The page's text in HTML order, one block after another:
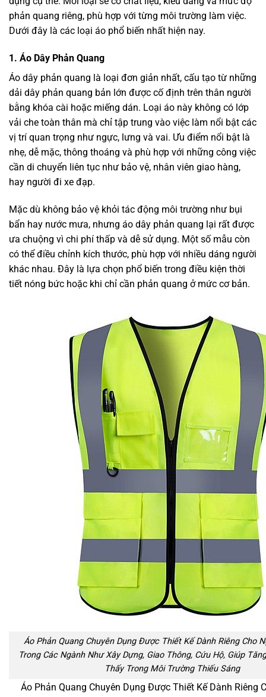
phản quang riêng, phù hợp với từng môi trường làm việc.
Dưới đây là các loại áo phổ biến nhất hiện nay.
1. Áo Dây Phản Quang
Áo dây phản quang là loại đơn giản nhất, cấu tạo từ những
dải dây phản quang bản lớn được cố định trên thân người
bằng khóa cài hoặc miếng dán. Loại áo này không có lớp
vải che toàn thân mà chỉ tập trung vào việc làm nổi bật các
vị trí quan trọng như ngực, lưng và vai. Ưu điểm nổi bật là
nhẹ, dễ mặc, thông thoáng và phù hợp với những công việc
cần di chuyển liên tục như bảo vệ, nhân viên giao hàng,
hay người đi xe đạp.
Mặc dù không bảo vệ khỏi tác động môi trường như bụi
bẩn hay nước mưa, nhưng áo dây phản quang lại rất được
ưa chuộng vì chi phí thấp và dễ sử dụng. Một số mẫu còn
có thể điều chỉnh kích thước, phù hợp với nhiều dáng người
khác nhau. Đây là lựa chọn phổ biến trong điều kiện thời
tiết nóng bức hoặc khi chỉ cần phản quang ở mức cơ bản.
Áo Phản Quang Chuyên Dụng Được Thiết Kế Dành Riêng Cho
Trong Các Ngành Như Xây Dựng, Giao Thông, Cứu Hộ, Giúp
Thấy Trong Môi Trường Thiếu Sáng
Áo Phản Quang Chuyên Dụng Được Thiết Kế Dành Riêng